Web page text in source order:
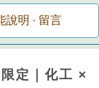
說明 · 留言
定｜化工 ×